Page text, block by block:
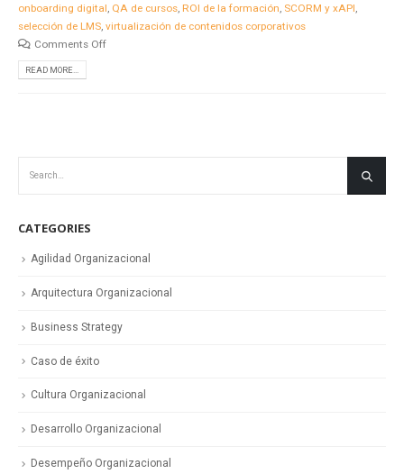
onboarding digital, QA de cursos, ROI de la formación, SCORM y xAPI,
selección de LMS, virtualización de contenidos corporativos
Comments Off
READ MORE...
CATEGORIES
Agilidad Organizacional
Arquitectura Organizacional
Business Strategy
Caso de éxito
Cultura Organizacional
Desarrollo Organizacional
Desempeño Organizacional